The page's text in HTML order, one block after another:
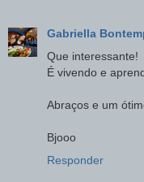
Gabriella
Que interessante!
É vivendo e
Abraços e um
Bjooo
Responder